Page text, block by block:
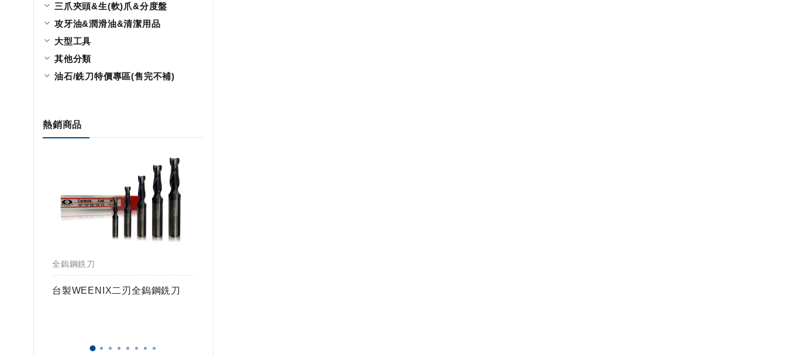
三爪夾頭&生(軟)爪&分度盤
攻牙油&潤滑油&清潔用品
大型工具
其他分類
油石/銑刀特價專區(售完不補)
熱銷商品
全鎢鋼銑刀
台製WEENIX二刃全鎢鋼銑刀